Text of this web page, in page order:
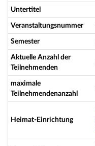
Untertitel
Veranstaltungsnummer
Semester
Aktuelle Anzahl der
Teilnehmenden
maximale
Teilnehmendenanzahl
Heimat-Einrichtung